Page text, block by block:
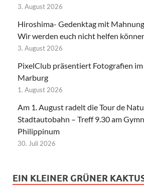
3. August 2026
Hiroshima- Gedenktag mit
Wir werden euch nicht helfen
3. August 2026
PixelClub präsentiert Fotografien
Marburg
1. August 2026
Am 1. August radelt die Tour de
Stadtautobahn – Treff 9.30 am
Philippinum
30. Juli 2026
EIN KLEINER GRÜNER